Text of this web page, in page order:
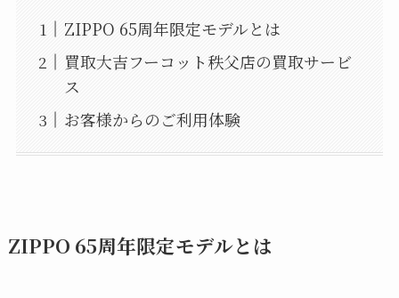
ZIPPO 65周年限定モデルとは
買取大吉フーコット秩父店の買取サービ
ス
お客様からのご利用体験
ZIPPO 65周年限定モデルとは